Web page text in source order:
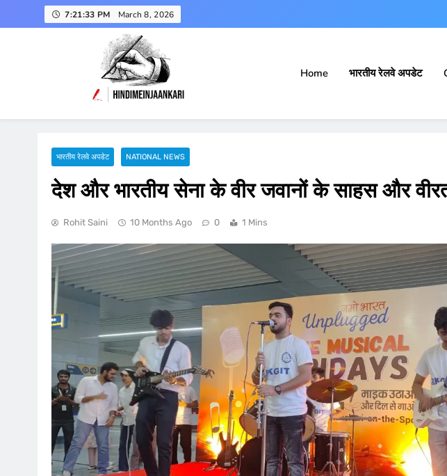
to
7:21:34 PM March 8, 2026
Home भारतीय रेलवे अपडेट
भारतीय रेलवे अपडेट NATIONAL NEWS
देश और भारतीय सेना के वीर जवानों के साहस और
Rohit Saini 10 Months Ago 0 1 Mins